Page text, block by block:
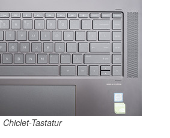
Chiclet-Tastatur